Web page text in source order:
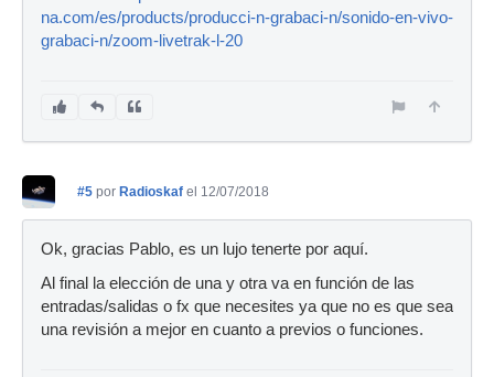
na.com/es/products/producci-n-grabaci-n/sonido-en-vivo-
grabaci-n/zoom-livetrak-l-20
#5 por Radioskaf el 12/07/2018
Ok, gracias Pablo, es un lujo tenerte por aquí.
Al final la elección de una y otra va en función de las
entradas/salidas o fx que necesites ya que no es que sea
una revisión a mejor en cuanto a previos o funciones.